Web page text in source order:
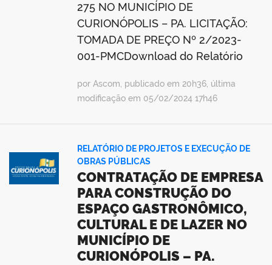
275 NO MUNICÍPIO DE
CURIONÓPOLIS – PA. LICITAÇÃO:
TOMADA DE PREÇO Nº 2/2023-
001-PMCDownload do Relatório
por Ascom, publicado em 20h36, última
modificação em 05/02/2024 17h46
RELATÓRIO DE PROJETOS E EXECUÇÃO DE
OBRAS PÚBLICAS
CONTRATAÇÃO DE EMPRESA
PARA CONSTRUÇÃO DO
ESPAÇO GASTRONÔMICO,
CULTURAL E DE LAZER NO
MUNICÍPIO DE
CURIONÓPOLIS – PA.